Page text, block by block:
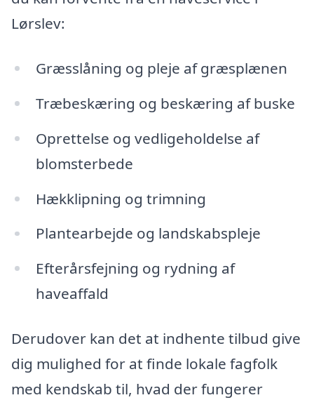
Lørslev:
Græsslåning og pleje af græsplænen
Træbeskæring og beskæring af buske
Oprettelse og vedligeholdelse af
blomsterbede
Hækklipning og trimning
Plantearbejde og landskabspleje
Efterårsfejning og rydning af
haveaffald
Derudover kan det at indhente tilbud give
dig mulighed for at finde lokale fagfolk
med kendskab til, hvad der fungerer